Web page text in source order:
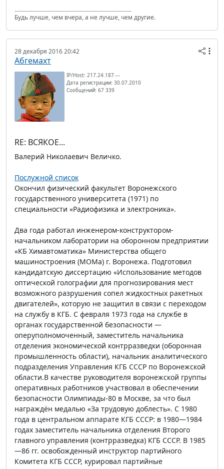
Будь лучше, чем вчера, а не лучше, чем другие.
28 декабря 2016 20:42
Абгемахт
IP/Host: 217.24.187.---
Дата регистрации: 30.07.2010
Сообщений: 67 339
RE: ВСЯКОЕ...
Валерий Николаевич Величко.
Послужной список
Окончил физический факультет Воронежского
государственного университета (1971) по
специальности «Радиофизика и электроника».
Два года работал инженером-конструктором-
начальником лаборатории на оборонном предприятии
«КБ Химавтоматика» Министерства общего
машиностроения (МОМа) г. Воронежа. Подготовил
кандидатскую диссертацию «Использование методов
оптической голографии для прогнозирования мест
возможного разрушения сопел жидкостных ракетных
двигателей», которую не защитил в связи с переходом
на службу в КГБ. С февраля 1973 года на службе в
органах государственной безопасности —
оперуполномоченный, заместитель начальника
отделения экономической контрразведки (оборонная
промышленность области), начальник аналитического
подразделения Управления КГБ СССР по Воронежской
области.В качестве руководителя воронежской группы
оперативных работников участвовал в обеспечении
безопасности Олимпиады-80 в Москве, за что был
награждён медалью «За трудовую доблесть». С 1980
года в центральном аппарате КГБ СССР: в 1980—1984
годах заместитель начальника отделения Второго
главного управления (контрразведка) КГБ СССР. В 1985
—86 гг. освобожденный инструктор партийного
Комитета КГБ СССР, курировал партийные